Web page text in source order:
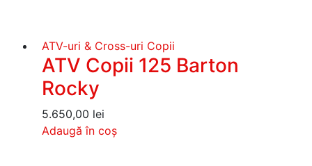
ATV-uri & Cross-uri Copii
ATV Copii 125 Barton
Rocky
5.650,00 lei
Adaugă în coș